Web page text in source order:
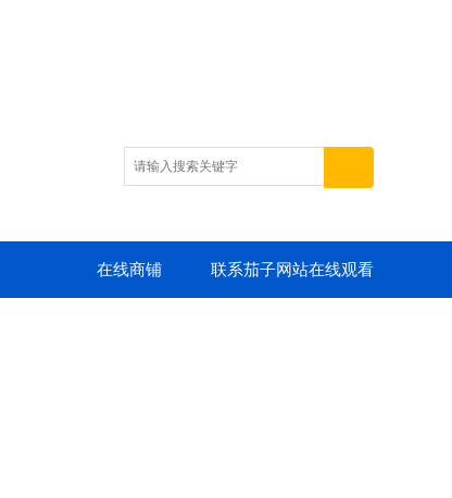
在线商铺 联系茄子网站在线观看